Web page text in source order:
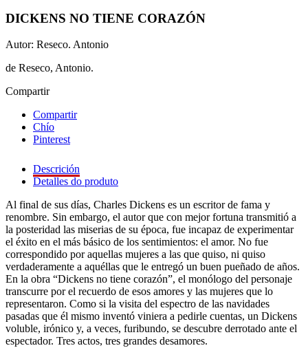
DICKENS NO TIENE CORAZÓN
Autor: Reseco. Antonio
de Reseco, Antonio.
Compartir
Compartir
Chío
Pinterest
Descrición
Detalles do produto
Al final de sus días, Charles Dickens es un escritor de fama y
renombre. Sin embargo, el autor que con mejor fortuna transmitió a
la posteridad las miserias de su época, fue incapaz de experimentar
el éxito en el más básico de los sentimientos: el amor. No fue
correspondido por aquellas mujeres a las que quiso, ni quiso
verdaderamente a aquéllas que le entregó un buen pueñado de años.
En la obra “Dickens no tiene corazón”, el monólogo del personaje
transcurre por el recuerdo de esos amores y las mujeres que lo
representaron. Como si la visita del espectro de las navidades
pasadas que él mismo inventó viniera a pedirle cuentas, un Dickens
voluble, irónico y, a veces, furibundo, se descubre derrotado ante el
espectador. Tres actos, tres grandes desamores.